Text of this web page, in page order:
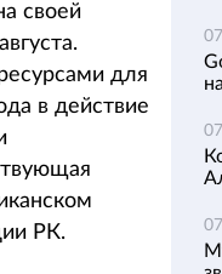
своей
для
в действие
РК.